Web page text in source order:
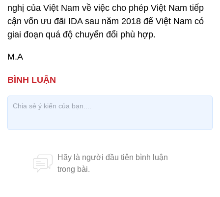
nghị của Việt Nam về việc cho phép Việt Nam tiếp
cận vốn ưu đãi IDA sau năm 2018 để Việt Nam có
giai đoạn quá độ chuyển đổi phù hợp.
M.A